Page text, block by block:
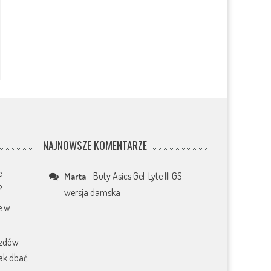
w
dbać
NAJNOWSZE KOMENTARZE
Marta- Buty Asics Gel-Lyte III GS –
wersja damska